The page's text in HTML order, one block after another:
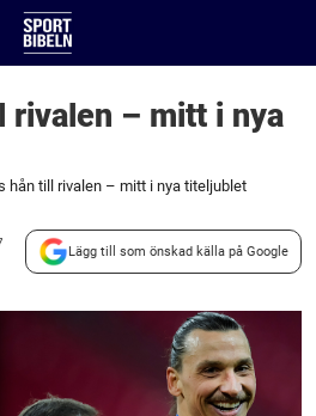
rivalen – mitt i nya
hån till rivalen – mitt i nya titeljublet
Lägg till som önskad källa på Google